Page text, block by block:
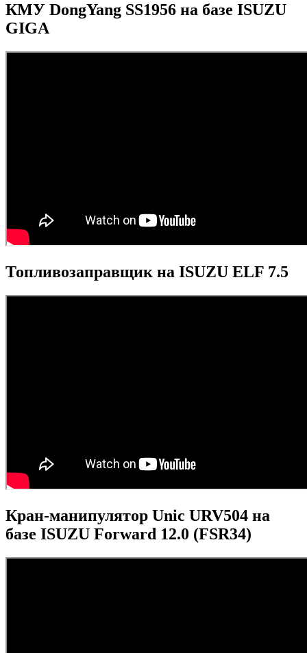
КМУ DongYang SS1956 на базе ISUZU
GIGA
Топливозаправщик на ISUZU ELF 7.5
Кран-манипулятор Unic URV504 на
базе ISUZU Forward 12.0 (FSR34)